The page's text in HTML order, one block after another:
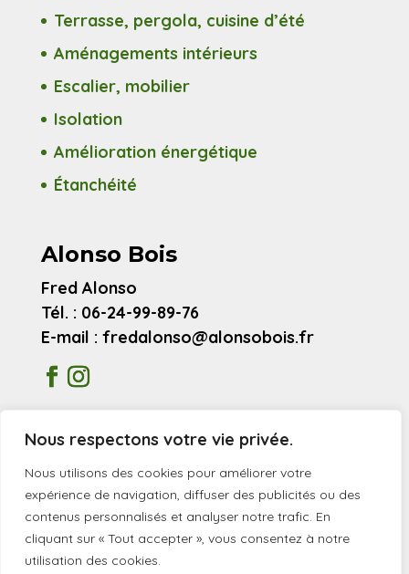
Nous respectons votre vie privée.
Nous utilisons des cookies pour améliorer votre
expérience de navigation, diffuser des publicités ou des
contenus personnalisés et analyser notre trafic. En
cliquant sur « Tout accepter », vous consentez à notre
utilisation des cookies.
Terrasse, pergola, cuisine d’été
Aménagements intérieurs
Escalier, mobilier
Isolation
Amélioration énergétique
Étanchéité
Alonso Bois
Fred Alonso
Tél. : 06-24-99-89-76
E-mail : fredalonso@alonsobois.fr
Mentions légales
Avis clients
© 2026 Alonso Bois